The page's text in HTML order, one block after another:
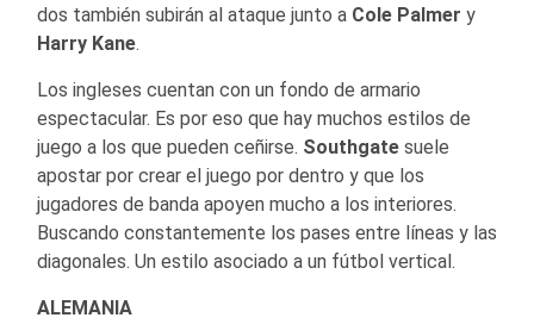
dos también subirán al ataque junto a Cole Palmer y
Harry Kane.
Los ingleses cuentan con un fondo de armario
espectacular. Es por eso que hay muchos estilos de
juego a los que pueden ceñirse. Southgate suele
apostar por crear el juego por dentro y que los
jugadores de banda apoyen mucho a los interiores.
Buscando constantemente los pases entre líneas y las
diagonales. Un estilo asociado a un fútbol vertical.
ALEMANIA